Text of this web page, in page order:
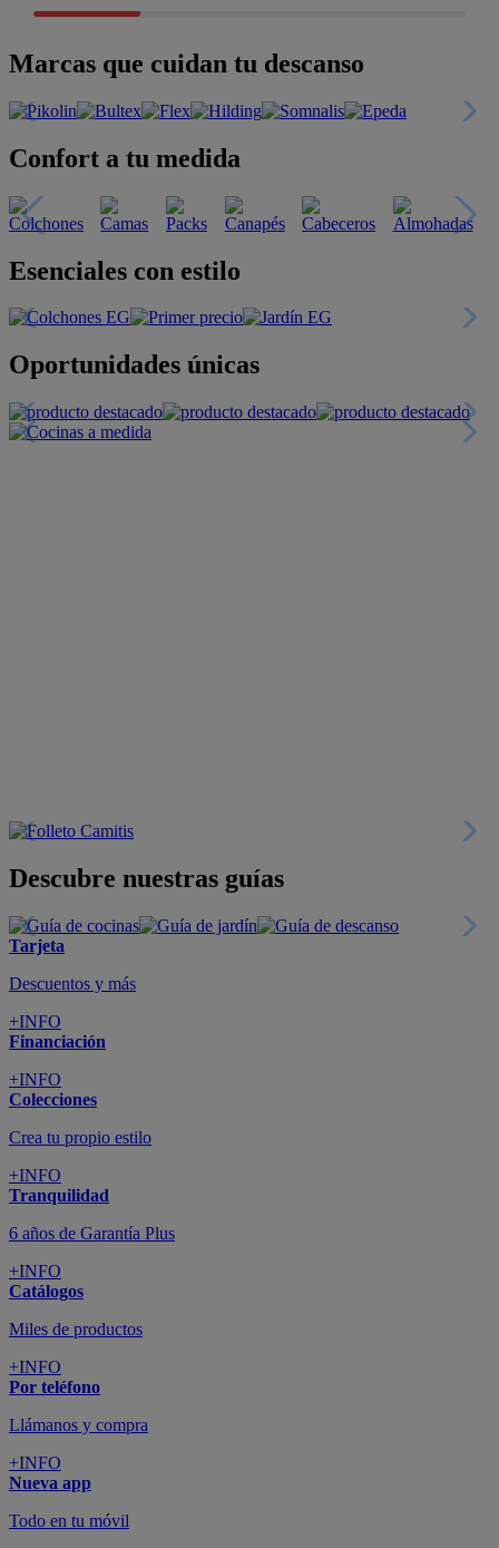
Marcas que cuidan tu descanso
Confort a tu medida
Esenciales con estilo
Oportunidades únicas
Descubre nuestras guías
Tarjeta
Descuentos y más
+INFO
Financiación
+INFO
Colecciones
Crea tu propio estilo
+INFO
Tranquilidad
6 años de Garantía Plus
+INFO
Catálogos
Miles de productos
+INFO
Por teléfono
Llámanos y compra
+INFO
Nueva app
Todo en tu móvil